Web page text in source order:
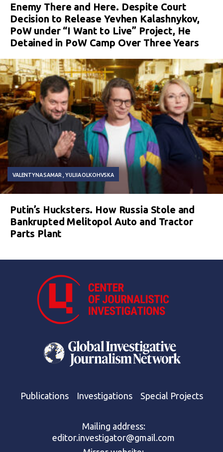
Enemy There and Here. Despite Court
Decision to Release Yevhen Kalashnykov,
PoW under “I Want to Live” Project, He
Detained in PoW Camp Over Three Years
VALENTYNA SAMAR YULIIA OLKOHVSKA
Putin’s Hucksters. How Russia Stole and
Bankrupted Melitopol Auto and Tractor
Parts Plant
Publications Investigations Special Projects
Mailing address:
editor.investigator@gmail.com